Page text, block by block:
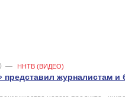
— ННТВ (ВИДЕО)
представил журналистам и